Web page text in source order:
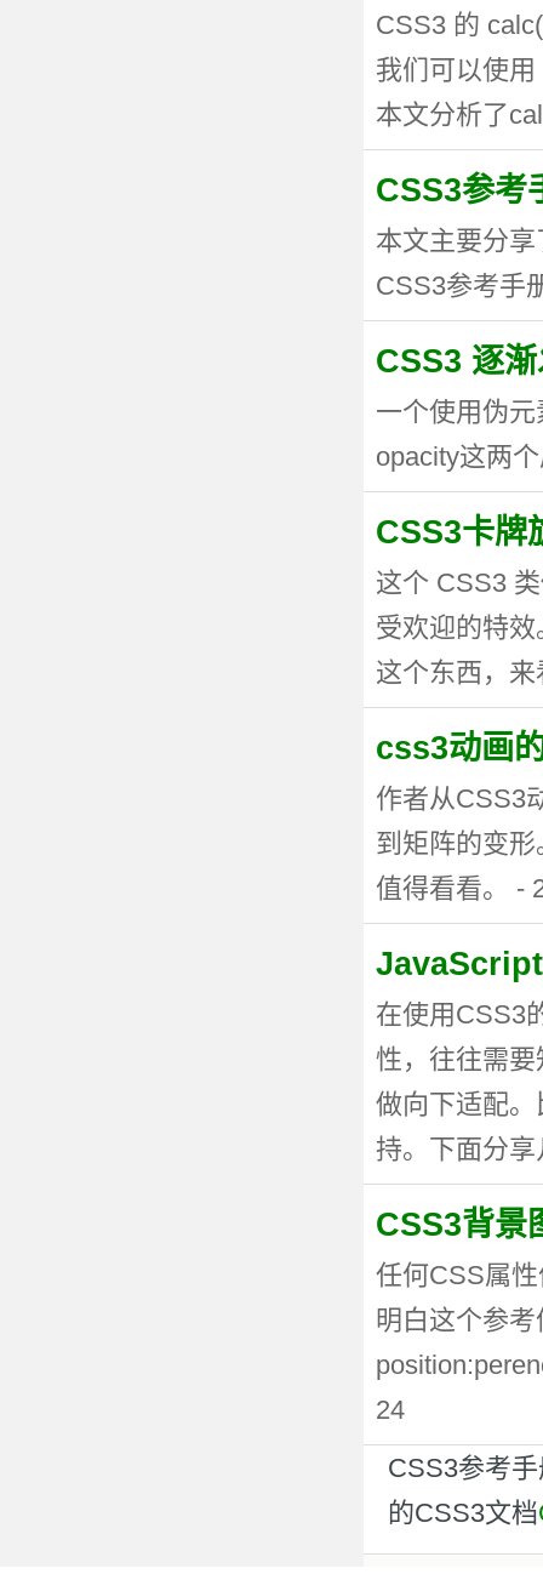
CSS3 的
我们可以使
本文分析了
CSS3参考
本文主要分
CSS3参考手
CSS3 逐
一个使用伪
opacity这两
CSS3卡牌
这个 CSS3
受欢迎的特
这个东西，
css3动画
作者从CSS3
到矩阵的变
值得看看。 -
JavaScript
在使用CSS3
性，往往需
做向下适配
持。下面分
CSS3背景
任何CSS属
明白这个参
24
CSS3参考
的CSS3文档